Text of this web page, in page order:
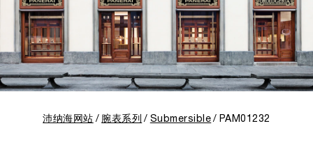
沛纳海网站 腕表系列 Submersible PAM01232